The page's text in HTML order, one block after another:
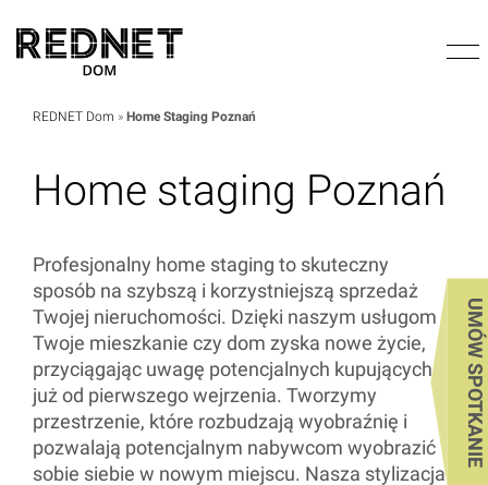
UMÓW SPOTKANIE
REDNET Dom » Home Staging Poznań
Home staging Poznań
Profesjonalny home staging to skuteczny
sposób na szybszą i korzystniejszą sprzedaż
Twojej nieruchomości. Dzięki naszym usługom
Twoje mieszkanie czy dom zyska nowe życie,
przyciągając uwagę potencjalnych kupujących
już od pierwszego wejrzenia. Tworzymy
przestrzenie, które rozbudzają wyobraźnię i
pozwalają potencjalnym nabywcom wyobrazić
sobie siebie w nowym miejscu. Nasza stylizacja